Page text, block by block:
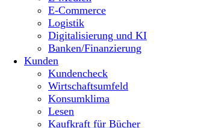
E-Commerce
Logistik
Digitalisierung und KI
Banken/Finanzierung
Kunden
Kundencheck
Wirtschaftsumfeld
Konsumklima
Lesen
Kaufkraft für Bücher